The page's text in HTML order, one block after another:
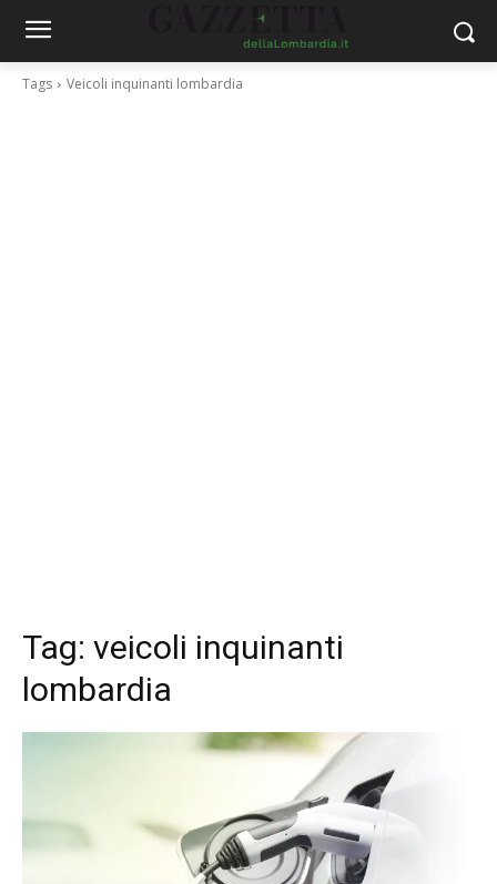
Tags Veicoli inquinanti lombardia
Tag: veicoli inquinanti
lombardia